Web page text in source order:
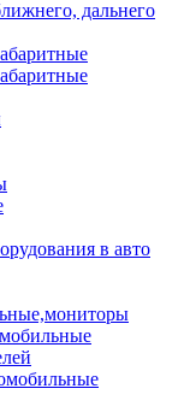
дальнего
в авто